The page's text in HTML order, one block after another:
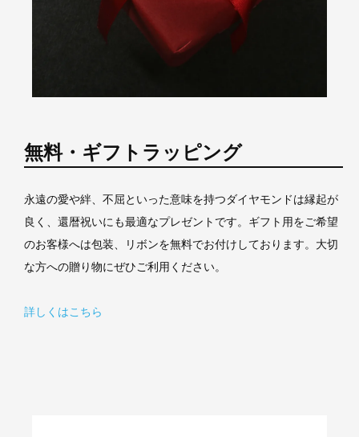
無料・ギフトラッピング
永遠の愛や絆、不屈といった意味を持つダイヤモンドは縁起が
良く、還暦祝いにも最適なプレゼントです。ギフト用をご希望
のお客様へは包装、リボンを無料でお付けしております。大切
な方への贈り物にぜひご利用ください。
詳しくはこちら